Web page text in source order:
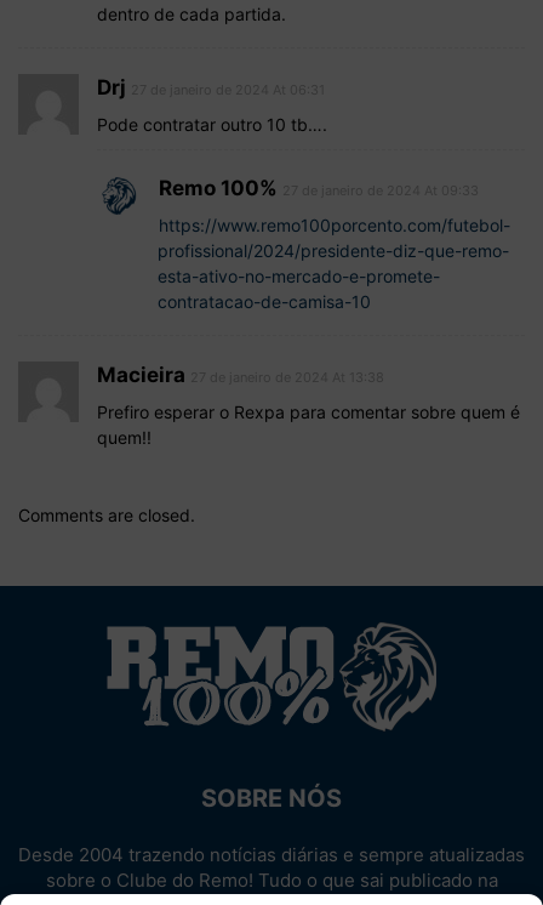
dentro de cada partida.
Drj
Pode contratar outro 10 tb….
Remo 100%
https://www.remo100porcento.com/futebol-
profissional/2024/presidente-diz-que-remo-
esta-ativo-no-mercado-e-promete-
contratacao-de-camisa-10
Macieira
Prefiro esperar o Rexpa para comentar sobre quem é
quem!!
Comments are closed.
SOBRE NÓS
Desde 2004 trazendo notícias diárias e sempre atualizadas
sobre o Clube do Remo! Tudo o que sai publicado na